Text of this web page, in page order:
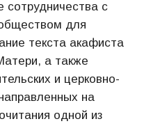
сотрудничества с
для
текста акафиста
а также
и церковно-
на
одной из